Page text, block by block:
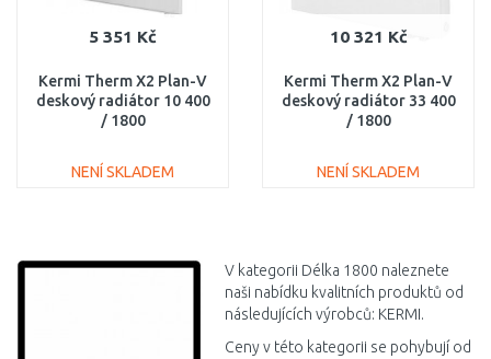
5 351 Kč
Kermi Therm X2 Plan-V
deskový radiátor 10 400
/ 1800
NENÍ SKLADEM
Porovnat
10 321 Kč
Kermi Therm X2 Plan-V
deskový radiátor 33 400
/ 1800
NENÍ SKLADEM
V kategorii Délka 1800 naleznete
naši nabídku kvalitních produktů od
následujících výrobců: KERMI.
Ceny v této kategorii se pohybují od